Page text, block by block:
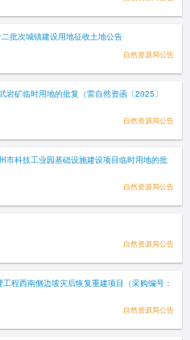
批次城镇建设用地征收土地公告
自然资源局公告
矿临时用地的批复（雷自然资函〔2025〕
自然资源局公告
市科技工业园基础设施建设项目临时用地的批
自然资源局公告
自然资源局公告
程西南侧边坡灾后恢复重建项目（采购编号：
自然资源局公告